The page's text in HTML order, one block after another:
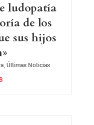
ludopatía
de los
sus hijos
,Últimas Noticias